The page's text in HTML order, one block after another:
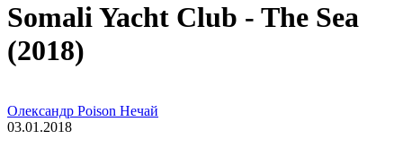
Somali Yacht Club - The Sea
(2018)
Олександр Poison Нечай
03.01.2018